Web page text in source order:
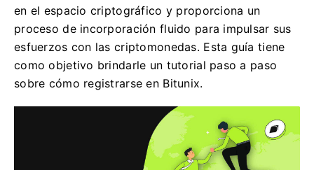
en el espacio criptográfico y proporciona un
proceso de incorporación fluido para impulsar sus
esfuerzos con las criptomonedas. Esta guía tiene
como objetivo brindarle un tutorial paso a paso
sobre cómo registrarse en Bitunix.